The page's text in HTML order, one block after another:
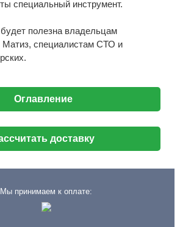
специальный инструмент.
полезна владельцам
Матиз, специалистам СТО и
Оглавление
доставку
Мы принимаем к оплате: